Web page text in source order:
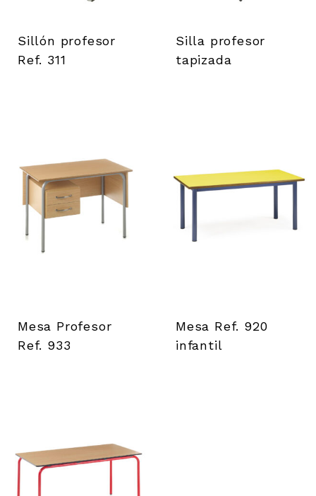
Sillón profesor
Ref. 311
Silla profesor
tapizada
Mesa Profesor
Ref. 933
Mesa Ref. 920
infantil